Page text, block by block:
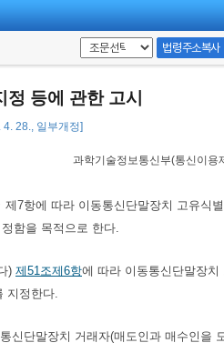
법령주소복사
등에 관한 고시
28., 일부개정]
과학기술정보통신부(통신이용
제7항에 따라 이동통신단말장치 고유식
함을 목적으로 한다.
) 제51조제6항에 따라 이동통신단말장치
지정한다.
신단말장치 거래자(매도인과 매수인을